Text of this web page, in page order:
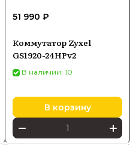
51 990 ₽
Коммутатор Zyxel
GS1920-24HPv2
В наличии: 10
В корзину